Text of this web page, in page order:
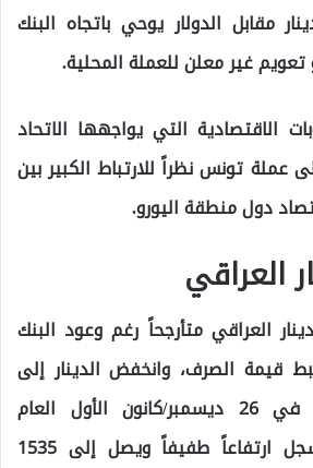
مقابل الدولار يوحي باتجاه البنك
غير معلن للعملة المحلية.
الاقتصادية التي يواجهها الاتحاد
عملة تونس نظراً للارتباط الكبير بين
دول منطقة اليورو.
العراقي
العراقي متأرجحاً رغم وعود البنك
قيمة الصرف، وانخفض الدينار إلى
1560 ديناراً للدولار في 26 ديسمبر/كانون الأول العام
الماضي، قبل أن يسجل ارتفاعاً طفيفاً ويصل إلى 1535